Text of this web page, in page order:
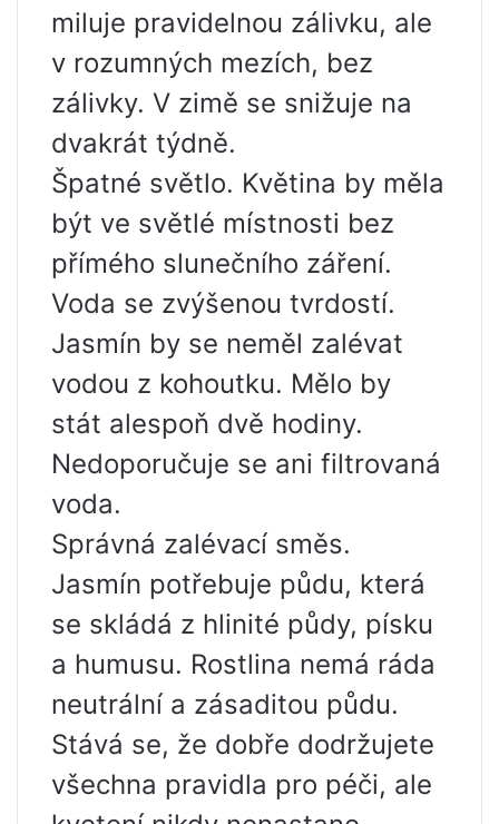
miluje pravidelnou zálivku, ale
v rozumných mezích, bez
zálivky. V zimě se snižuje na
dvakrát týdně.
Špatné světlo. Květina by měla
být ve světlé místnosti bez
přímého slunečního záření.
Voda se zvýšenou tvrdostí.
Jasmín by se neměl zalévat
vodou z kohoutku. Mělo by
stát alespoň dvě hodiny.
Nedoporučuje se ani filtrovaná
voda.
Správná zalévací směs.
Jasmín potřebuje půdu, která
se skládá z hlinité půdy, písku
a humusu. Rostlina nemá ráda
neutrální a zásaditou půdu.
Stává se, že dobře dodržujete
všechna pravidla pro péči, ale